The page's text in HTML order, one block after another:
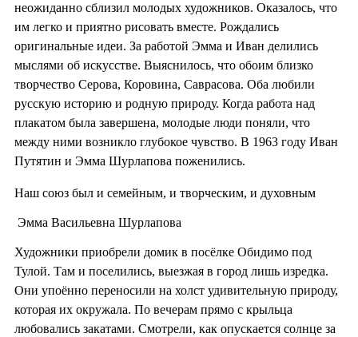
неожиданно сблизил молодых художников. Оказалось, что
им легко и приятно рисовать вместе. Рождались
оригинальные идеи. За работой Эмма и Иван делились
мыслями об искусстве. Выяснилось, что обоим близко
творчество Серова, Коровина, Саврасова. Оба любили
русскую историю и родную природу. Когда работа над
плакатом была завершена, молодые люди поняли, что
между ними возникло глубокое чувство. В 1963 году Иван
Путятин и Эмма Шурлапова поженились.
Наш союз был и семейным, и творческим, и духовным
Эмма Васильевна Шурлапова
Художники приобрели домик в посёлке Обидимо под
Тулой. Там и поселились, выезжая в город лишь изредка.
Они упоённо переносили на холст удивительную природу,
которая их окружала. По вечерам прямо с крыльца
любовались закатами. Смотрели, как опускается солнце за